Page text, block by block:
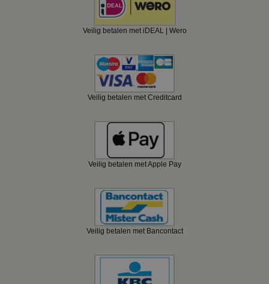
Veilig betalen met iDEAL | Wero
Veilig betalen met Creditcard
Veilig betalen met Apple Pay
Veilig betalen met Bancontact